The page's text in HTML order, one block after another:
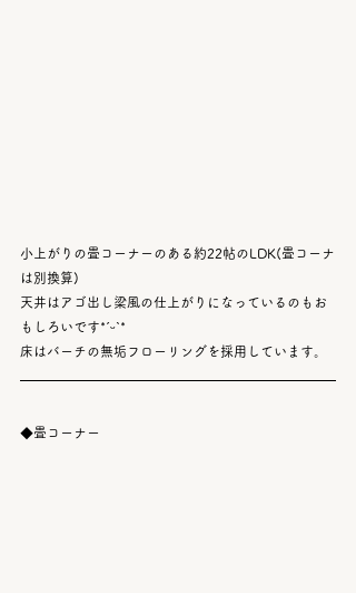
小上がりの畳コーナーのある約22帖のLDK(畳コーナ
は別換算)
天井はアゴ出し梁風の仕上がりになっているのもお
もしろいです*ˊᵕˋ*
床はバーチの無垢フローリングを採用しています。
◆畳コーナー